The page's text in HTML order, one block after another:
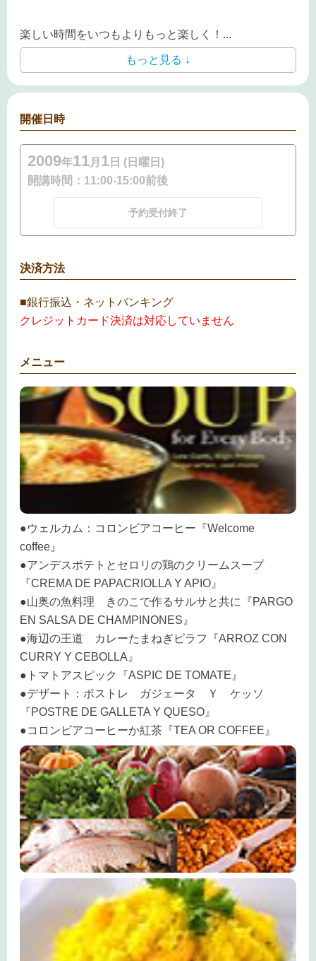
楽しい時間をいつもよりもっと楽しく！ ...
もっと見る ↓
開催日時
2009年11月 1 日 (日曜日)
開講時間： 11:00-15:00前後
予約受付終了
決済方法
■銀行振込・ネットバンキング
クレジットカード決済は対応していません
メニュー
●ウェルカム：コロンビアコーヒー『Welcome
coffee』
●アンデスポテトとセロリの鶏のクリームスープ
『CREMA DE PAPACRIOLLA Y APIO』
●山奥の魚料理 きのこで作るサルサと共に『PARGO
EN SALSA DE CHAMPINONES』
●海辺の王道 カレーたまねぎピラフ『ARROZ CON
CURRY Y CEBOLLA』
●トマトアスピック『ASPIC DE TOMATE』
●デザート：ポストレ ガジェータ Ｙ ケッソ
『POSTRE DE GALLETA Y QUESO』
●コロンビアコーヒーか紅茶『TEA OR COFFEE』